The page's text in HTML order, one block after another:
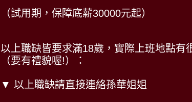
（試用期，保障底薪30000元起）
以上職缺皆要求滿18歲，實際上班地點有
（要有禮貌喔!）：
▼ 以上職缺請直接連絡孫華姐姐